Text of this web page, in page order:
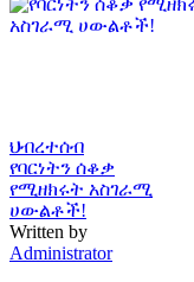
ህብረተሰብ
የባርነትን ሰቆቃ
የሚዘክሩት አስገራሚ
ሀውልቶች!
Written by
Administrator